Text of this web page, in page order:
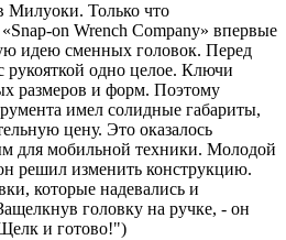
Милуоки. Только что
on Wrench Company» впервые
идею сменных головок. Перед
рукояткой одно целое. Ключи
размеров и форм. Поэтому
имел солидные габариты,
цену. Это оказалось
для мобильной техники. Молодой
решил изменить конструкцию.
которые надевались и
головку на ручке, - он
и готово!")